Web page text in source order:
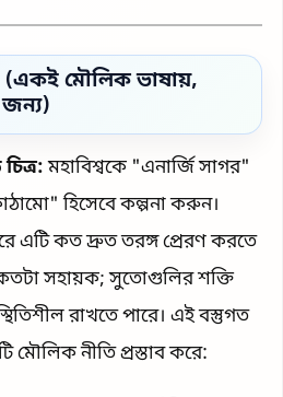
(একই মৌলিক ভাষায়,
জন্য)
মহাবিশ্বকে "এনার্জি সাগর"
হিসেবে কল্পনা করুন।
এটি কত দ্রুত তরঙ্গ প্রেরণ করতে
সহায়ক; সুতোগুলির শক্তি
রাখতে পারে। এই বস্তুগত
মৌলিক নীতি প্রস্তাব করে: